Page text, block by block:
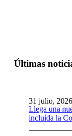
Últimas
Llega una
incluída la
31 julio, 2026